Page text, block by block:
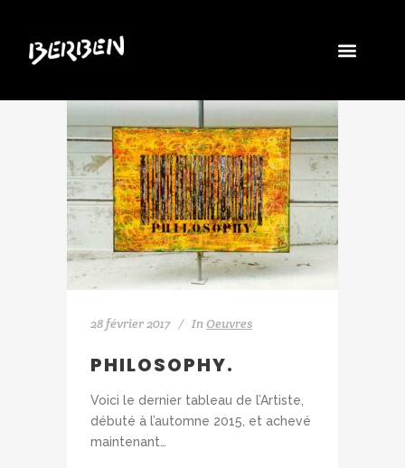
28 février 2017 InOeuvres
PHILOSOPHY.
Voici le dernier tableau de l’Artiste,
débuté à l’automne 2015, et achevé
maintenant…